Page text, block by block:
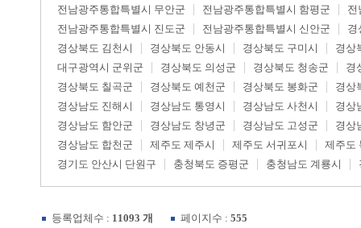
전남광주통합특별시 무안군
전남광주통합특별시 함평군
전
전남광주통합특별시 진도군
전남광주통합특별시 신안군
경
경상북도 김천시
경상북도 안동시 경상북도 구미시
경상
대구광역시 군위군
경상북도 의성군 경상북도 청송군
경
경상북도 칠곡군
경상북도 예천군 경상북도 봉화군
경상
경상남도 진해시
경상남도 통영시 경상남도 사천시
경상
경상남도 함안군
경상남도 창녕군 경상남도 고성군
경상
경상남도 합천군
제주도 제주시 제주도 서귀포시
제주도
경기도 안산시 단원구
충청북도 증평군 충청남도 계룡시
등록업체수 : 11093 개 페이지수 : 555